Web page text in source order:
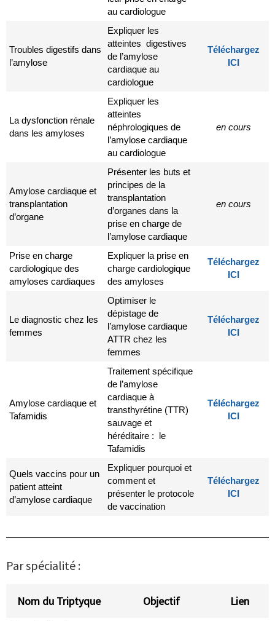
au cardiologue
Troubles digestifs dans
l’amylose
Expliquer les
atteintes digestives
de l’amylose
cardiaque au
cardiologue
Téléchargez
ICI
La dysfonction rénale
dans les amyloses
Expliquer les
atteintes
néphrologiques de
l’amylose cardiaque
au cardiologue
en cours
Amylose cardiaque et
transplantation
d’organe
Présenter les buts et
principes de la
transplantation
d’organes dans la
prise en charge de
l’amylose cardiaque
en cours
Prise en charge
cardiologique des
amyloses cardiaques
Expliquer la prise en
charge cardiologique
des amyloses
Téléchargez
ICI
Le diagnostic chez les
femmes
Optimiser le
dépistage de
l’amylose cardiaque
ATTR chez les
femmes
Téléchargez
ICI
Amylose cardiaque et
Tafamidis
Traitement spécifique
de l’amylose
cardiaque à
transthyrétine (TTR)
sauvage et
héréditaire : le
Tafamidis
Téléchargez
ICI
Quels vaccins pour un
patient atteint
d’amylose cardiaque
Expliquer pourquoi et
comment et
présenter le protocole
de vaccination
Téléchargez
ICI
Par spécialité :
Nom du Triptyque Objectif Lien